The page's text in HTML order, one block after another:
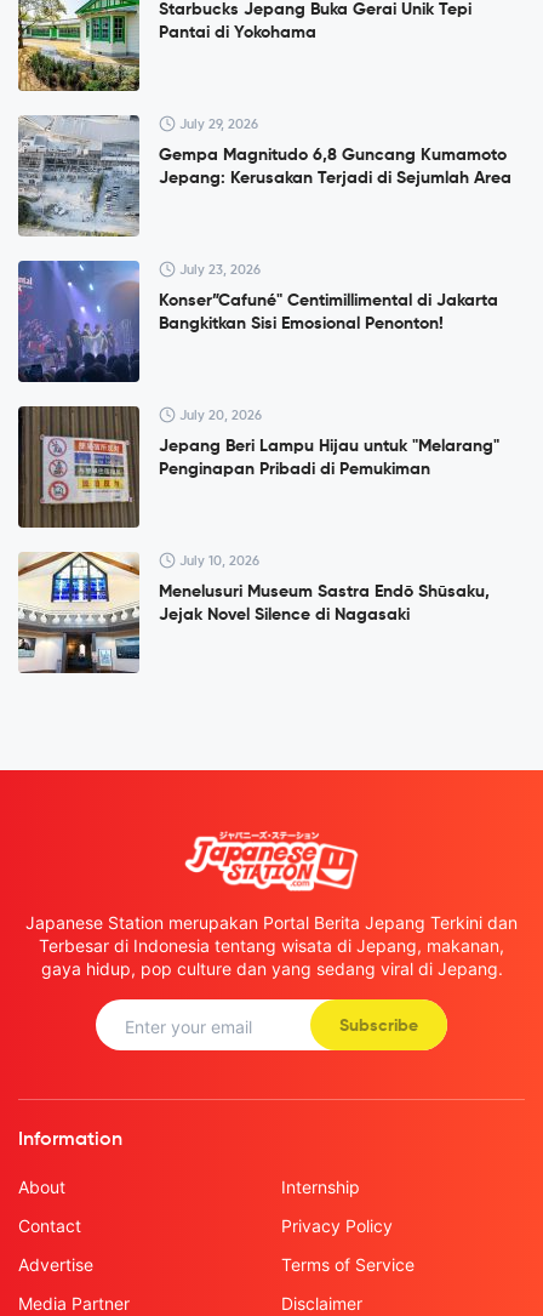
Starbucks Jepang Buka Gerai Unik Tepi
Pantai di Yokohama
July 29, 2026
Gempa Magnitudo 6,8 Guncang Kumamoto
Jepang: Kerusakan Terjadi di Sejumlah Area
July 23, 2026
Konser”Cafuné" Centimillimental di Jakarta
Bangkitkan Sisi Emosional Penonton!
July 20, 2026
Jepang Beri Lampu Hijau untuk "Melarang"
Penginapan Pribadi di Pemukiman
July 10, 2026
Menelusuri Museum Sastra Endō Shūsaku,
Jejak Novel Silence di Nagasaki
Japanese Station merupakan Portal Berita Jepang Terkini dan
Terbesar di Indonesia tentang wisata di Jepang, makanan,
gaya hidup, pop culture dan yang sedang viral di Jepang.
Subscribe
Information
About
Contact
Advertise
Media Partner
Internship
Privacy Policy
Terms of Service
Disclaimer